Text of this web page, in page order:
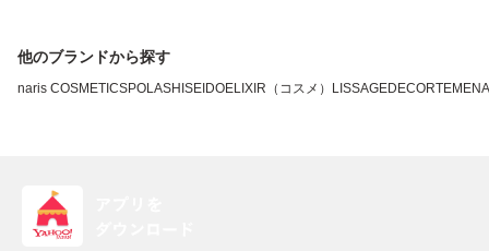
他のブランドから探す
naris COSMETICSPOLASHISEIDOELIXIR（コスメ） LISSAGEDECORTE